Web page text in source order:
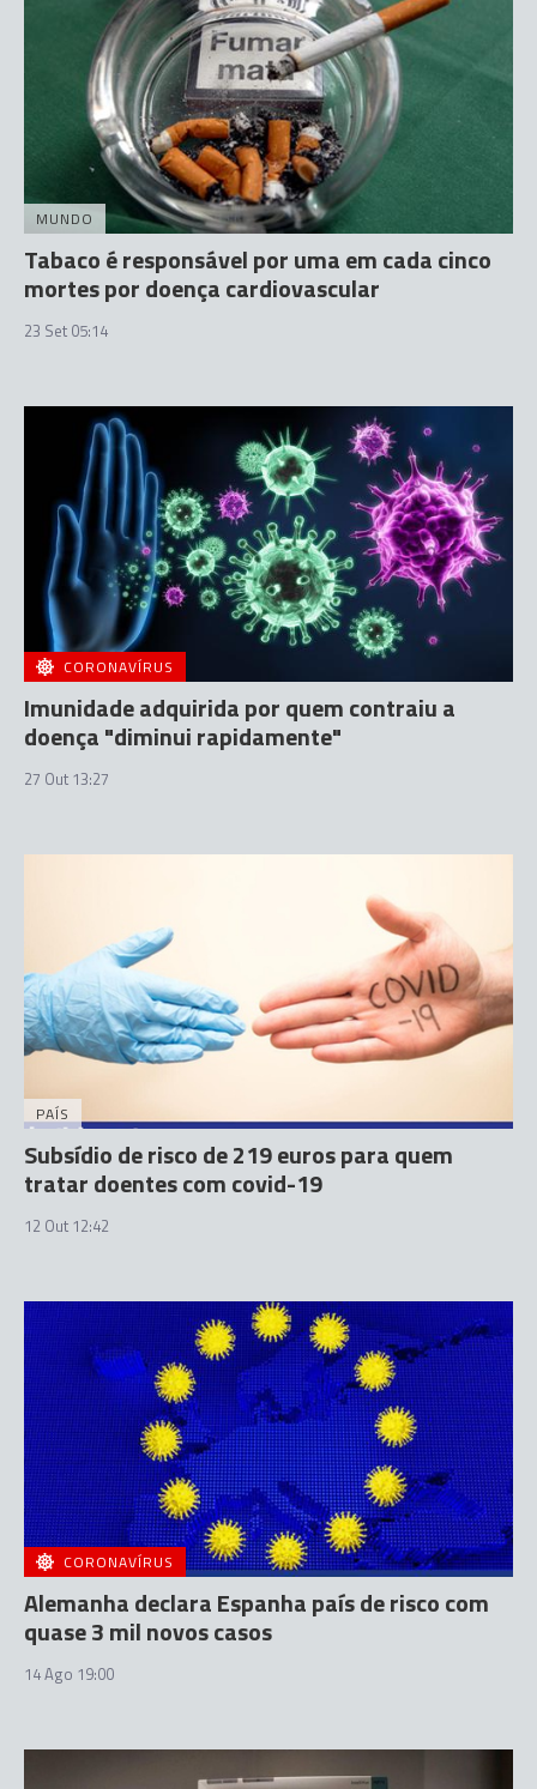
MUNDO
Tabaco é responsável por uma em cada cinco
mortes por doença cardiovascular
23 Set 05:14
CORONAVÍRUS
Imunidade adquirida por quem contraiu a
doença "diminui rapidamente"
27 Out 13:27
PAÍS
Subsídio de risco de 219 euros para quem
tratar doentes com covid-19
12 Out 12:42
CORONAVÍRUS
Alemanha declara Espanha país de risco com
quase 3 mil novos casos
14 Ago 19:00